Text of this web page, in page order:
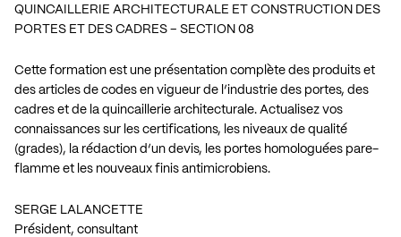
QUINCAILLERIE ARCHITECTURALE ET CONSTRUCTION DES
PORTES ET DES CADRES – SECTION 08
Cette formation est une présentation complète des produits et
des articles de codes en vigueur de l’industrie des portes, des
cadres et de la quincaillerie architecturale. Actualisez vos
connaissances sur les certifications, les niveaux de qualité
(grades), la rédaction d’un devis, les portes homologuées pare-
flamme et les nouveaux finis antimicrobiens.
SERGE LALANCETTE
Président, consultant